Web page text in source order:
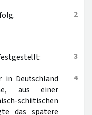
2
3
4
in Deutschland
aus einer
schiitischen
das spätere